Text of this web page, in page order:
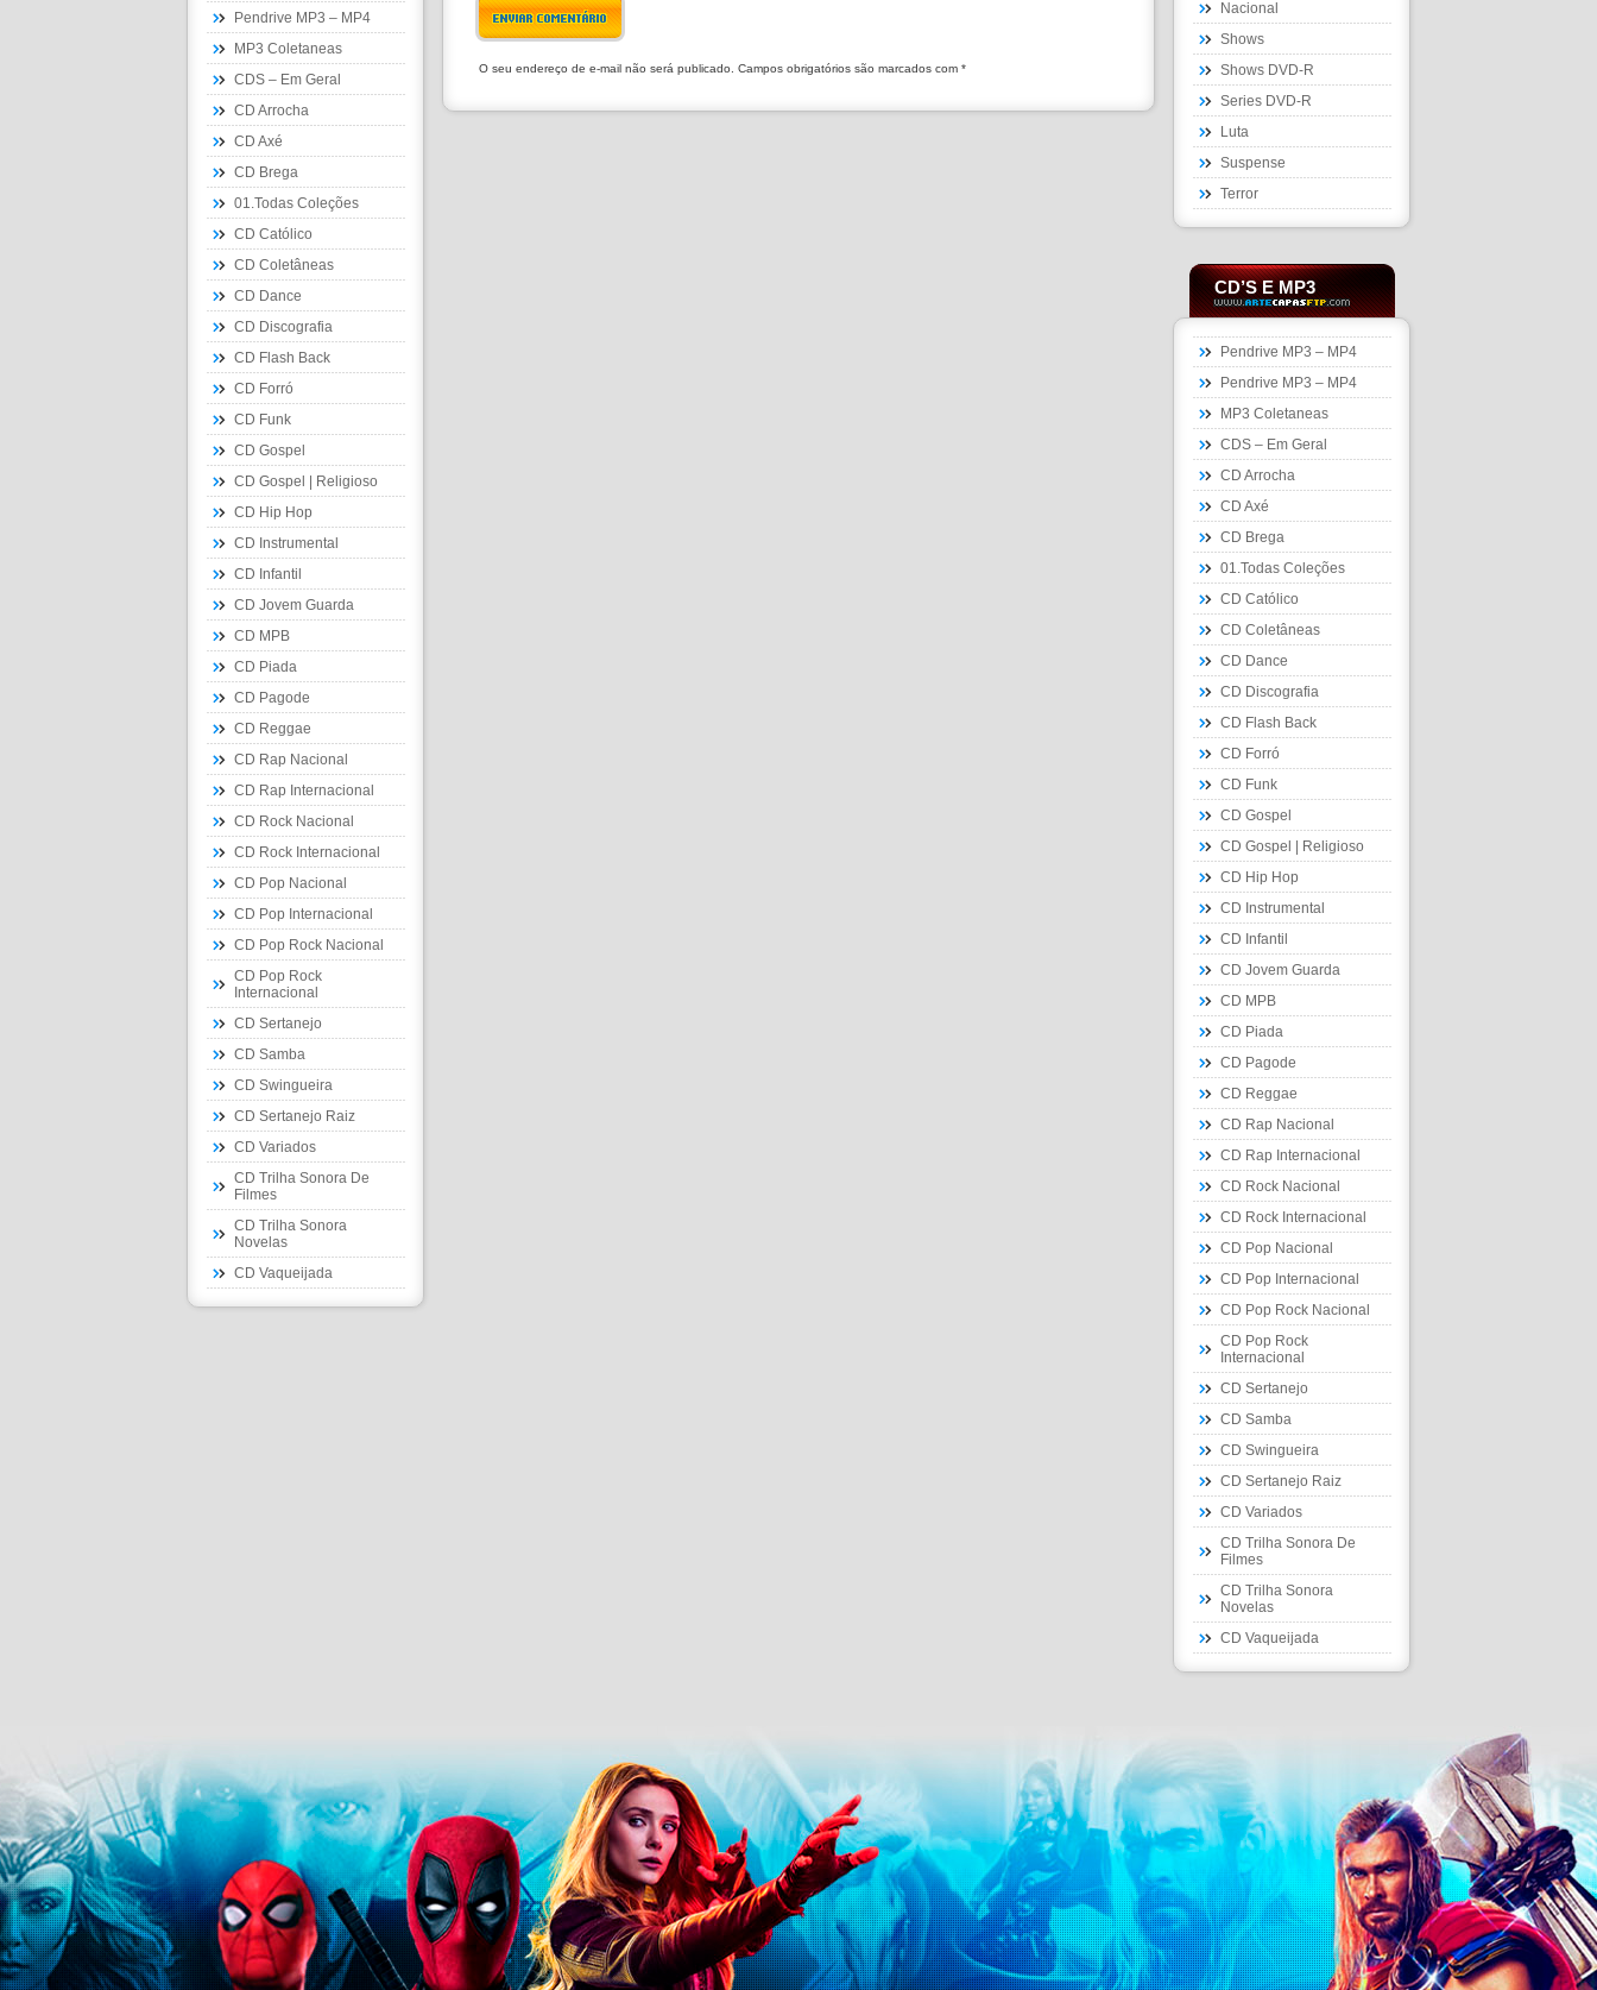
Pendrive MP3 – MP4
MP3 Coletaneas
CDS – Em Geral
CD Arrocha
CD Axé
CD Brega
01.Todas Coleções
CD Católico
CD Coletâneas
CD Dance
CD Discografia
CD Flash Back
CD Forró
CD Funk
CD Gospel
CD Gospel | Religioso
CD Hip Hop
CD Instrumental
CD Infantil
CD Jovem Guarda
CD MPB
CD Piada
CD Pagode
CD Reggae
CD Rap Nacional
CD Rap Internacional
CD Rock Nacional
CD Rock Internacional
CD Pop Nacional
CD Pop Internacional
CD Pop Rock Nacional
CD Pop Rock
Internacional
CD Sertanejo
CD Samba
CD Swingueira
CD Sertanejo Raiz
CD Variados
CD Trilha Sonora De
Filmes
CD Trilha Sonora
Novelas
CD Vaqueijada
ENVIAR COMENTÁRIO
O seu endereço de e-mail não será publicado. Campos obrigatórios são marcados com *
Nacional
Shows
Shows DVD-R
Series DVD-R
Luta
Suspense
Terror
CD’S E MP3
Pendrive MP3 – MP4
Pendrive MP3 – MP4
MP3 Coletaneas
CDS – Em Geral
CD Arrocha
CD Axé
CD Brega
01.Todas Coleções
CD Católico
CD Coletâneas
CD Dance
CD Discografia
CD Flash Back
CD Forró
CD Funk
CD Gospel
CD Gospel | Religioso
CD Hip Hop
CD Instrumental
CD Infantil
CD Jovem Guarda
CD MPB
CD Piada
CD Pagode
CD Reggae
CD Rap Nacional
CD Rap Internacional
CD Rock Nacional
CD Rock Internacional
CD Pop Nacional
CD Pop Internacional
CD Pop Rock Nacional
CD Pop Rock
Internacional
CD Sertanejo
CD Samba
CD Swingueira
CD Sertanejo Raiz
CD Variados
CD Trilha Sonora De
Filmes
CD Trilha Sonora
Novelas
CD Vaqueijada